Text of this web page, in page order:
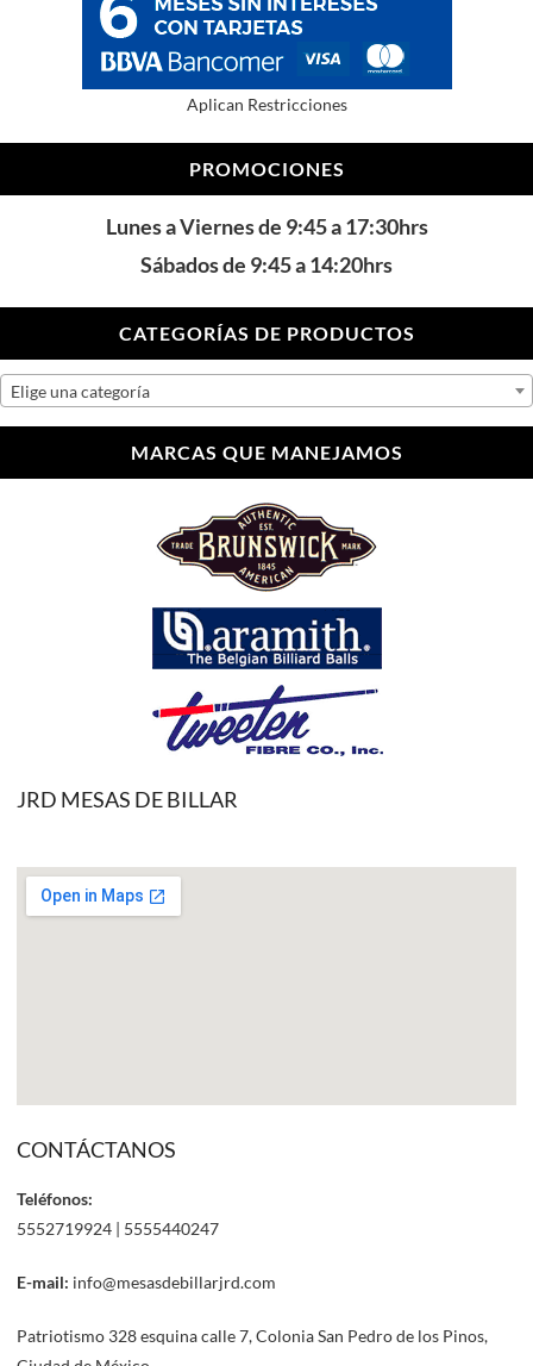
Aplican Restricciones
PROMOCIONES
Lunes a Viernes de 9:45 a 17:30hrs
Sábados de 9:45 a 14:20hrs
CATEGORÍAS DE PRODUCTOS
Elige una categoría
MARCAS QUE MANEJAMOS
JRD MESAS DE BILLAR
CONTÁCTANOS
Teléfonos:
5552719924 | 5555440247
E-mail: info@mesasdebillarjrd.com
Patriotismo 328 esquina calle 7, Colonia San Pedro de los Pinos,